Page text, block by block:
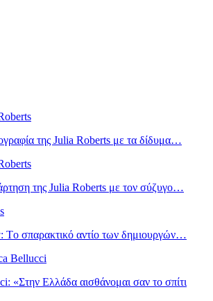
της Julia Roberts με τα δίδυμα…
της Julia Roberts με τον σύζυγο…
Tο σπαρακτικό αντίο των δημιουργών…
«Στην Ελλάδα αισθάνομαι σαν το σπίτι